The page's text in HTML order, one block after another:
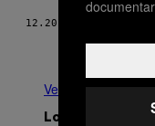
12.20.17
Ver todo
Lo más reciente